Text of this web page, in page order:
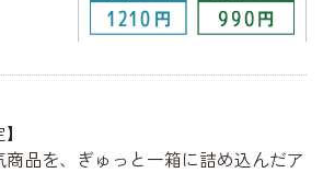
商品を、ぎゅっと一箱に詰め込んだア